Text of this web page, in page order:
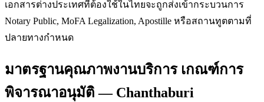
เอกสารต่างประเทศที่ต้องใช้ในไทยจะถูกส่งเข้ากระบวนการ
Notary Public, MoFA Legalization, Apostille หรือสถานทูตตามที่
ปลายทางกำหนด
มาตรฐานคุณภาพงานบริการ เกณฑ์การ
พิจารณาอนุมัติ — Chanthaburi